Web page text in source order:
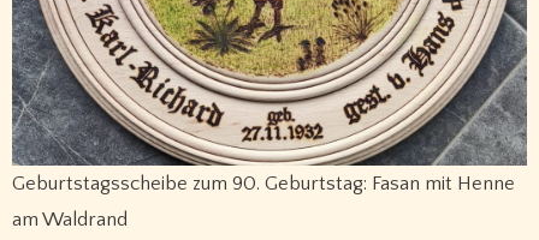
Geburtstagsscheibe zum 90. Geburtstag: Fasan mit Henne
am Waldrand